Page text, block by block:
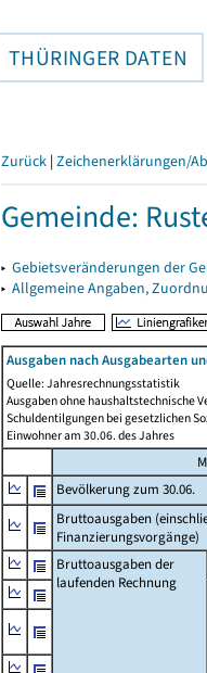
THÜRINGER DATEN
Zurück | Zeichenerklärungen/
Gemeinde:
▸ Gebietsveränderungen der
▸ Allgemeine Angaben,
Ausgaben nach Ausgabearten
Quelle: Jahresrechnungsstatistik
Ausgaben ohne haushaltstechnische
Schuldentilgungen bei gesetzlichen
Einwohner am 30.06. des Jahres
Bevölkerung zum 30.06.
Bruttoausgaben
Finanzierungsvorgänge)
Bruttoausgaben der
laufenden Rechnung